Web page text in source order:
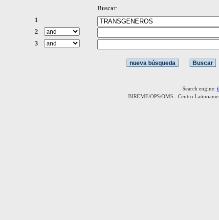
Buscar:
1
2
3
Search engine:
BIREME/OPS/OMS - Centro